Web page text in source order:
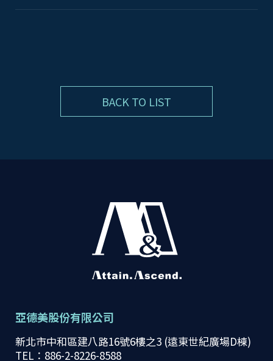
BACK TO LIST
亞德美股份有限公司
新北市中和區建八路16號6樓之3 (遠東世紀廣場D棟)
TEL：886-2-8226-8588